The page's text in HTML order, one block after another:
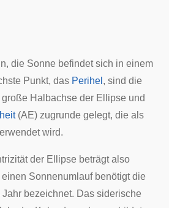
die Sonne befindet sich in einem
Punkt, das Perihel , sind die
Halbachse der Ellipse und
(AE) zugrunde gelegt, die als
wird.
der Ellipse beträgt also
Sonnenumlauf benötigt die
Jahr bezeichnet. Das siderische